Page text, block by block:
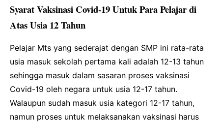
Syarat Vaksinasi Covid-19 Untuk Para Pelajar di
Atas Usia 12 Tahun
Pelajar Mts yang sederajat dengan SMP ini rata-rata
usia masuk sekolah pertama kali adalah 12-13 tahun
sehingga masuk dalam sasaran proses vaksinasi
Covid-19 oleh negara untuk usia 12-17 tahun.
Walaupun sudah masuk usia kategori 12-17 tahun,
namun proses untuk melaksanakan vaksinasi harus